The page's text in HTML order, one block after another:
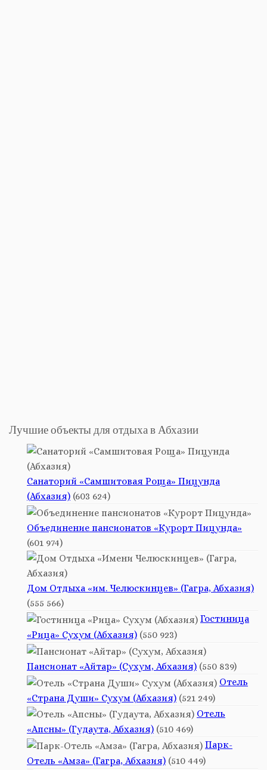
Лучшие объекты для отдыха в Абхазии
Санаторий «Самшитовая Роща» Пицунда
(Абхазия) (603 624)
Объединение пансионатов «Курорт Пицунда»
(601 974)
Дом Отдыха «им. Челюскинцев» (Гагра, Абхазия)
(555 566)
Гостиница
«Рица» Сухум (Абхазия) (550 923)
Пансионат «Айтар» (Сухум, Абхазия) (550 839)
Отель
«Страна Души» Сухум (Абхазия) (521 249)
Отель
«Апсны» (Гудаута, Абхазия) (510 469)
Парк-
Отель «Амза» (Гагра, Абхазия) (510 449)